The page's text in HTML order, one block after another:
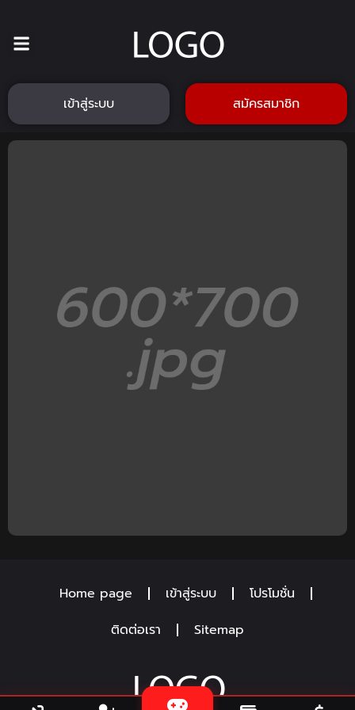
เข้าสู่ระบบ สมัครสมาชิก
Home page เข้าสู่ระบบ
โปรโมชั่น
ติดต่อเรา
Sitemap